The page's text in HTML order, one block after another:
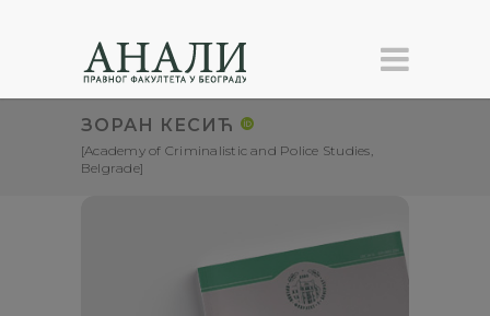
ЗОРАН КЕСИЋ
[Academy of Criminalistic and Police Studies,
Belgrade]